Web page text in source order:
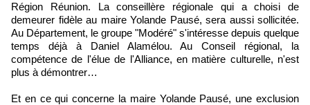
Région Réunion. La conseillère régionale qui a choisi de
demeurer fidèle au maire Yolande Pausé, sera aussi sollicitée.
Au Département, le groupe "Modéré" s'intéresse depuis quelque
temps déjà à Daniel Alamélou. Au Conseil régional, la
compétence de l'élue de l'Alliance, en matière culturelle, n'est
plus à démontrer…
Et en ce qui concerne la maire Yolande Pausé, une exclusion